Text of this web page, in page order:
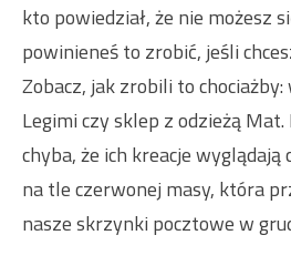
kto powiedział, że nie możesz
powinieneś to zrobić, jeśli
Zobacz, jak zrobili to
Legimi czy sklep z odzieżą
chyba, że ich kreacje wyglądają
na tle czerwonej masy, która
nasze skrzynki pocztowe w